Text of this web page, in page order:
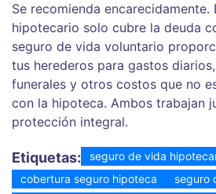
Se recomienda encarecidamente.
hipotecario solo cubre la deuda
seguro de vida voluntario
tus herederos para gastos
funerales y otros costos que no
con la hipoteca. Ambos trabajan
protección integral.
Etiquetas:
seguro de vida
cobertura seguro hipoteca
seguro